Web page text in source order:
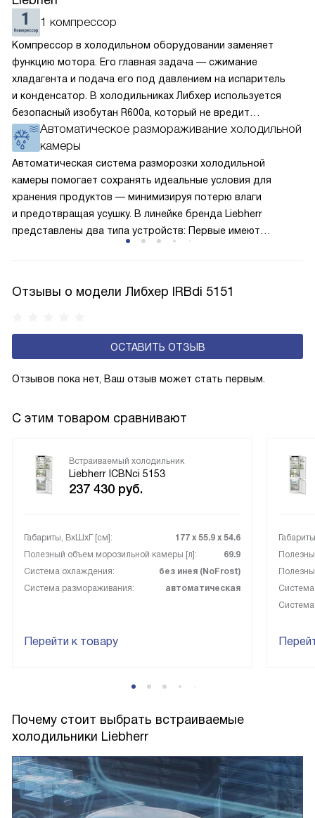
1 компрессор
Компрессор в холодильном оборудовании заменяет
функцию мотора. Его главная задача — сжимание
хладагента и подача его под давлением на испаритель
и конденсатор. В холодильниках Либхер используется
безопасный изобутан R600a, который не вредит
окружающей среде. Компрессор перегоняет его
по охладительному контуру по принципу насоса. Чем
лучше работает «мотор» прибора, тем качественнее
и быстрее происходит охлаждение, затрачивается
меньше электроэнергии.
Автоматическое размораживание холодильной
камеры
Автоматическая система разморозки холодильной
камеры помогает сохранять идеальные условия для
хранения продуктов — минимизируя потерю влаги
и предотвращая усушку. В линейке бренда Liebherr
представлены два типа устройств: Первые имеют
с панелью, выполняющей функцию «сухой стенки». Такие
эксплуатацию и чаще всего оснащены нулевой зоной
свежести BioFresh 0°C. Они встречаются в сериях Plus,
Отзывы о модели Либхер IRBdi 5151
ОСТАВИТЬ ОТЗЫВ
Отзывов пока нет, Ваш отзыв может стать первым.
С этим товаром сравнивают
Встраиваемый холодильник
Liebherr ICBNci 5153
237 430 руб.
Габариты, ВxШxГ [см]:
177 х 55.9 х 54.6
Полезный объем морозильной камеры [л]:
69.9
Система охлаждения:
без инея (NoFrost)
Система размораживания:
автоматическая
Перейти к товару
Почему стоит выбрать встраиваемые
холодильники Liebherr